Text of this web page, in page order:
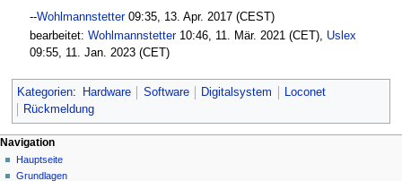
--Wohlmannstetter09:35, 13. Apr. 2017 (CEST)
bearbeitet: Wohlmannstetter10:46, 11. Mär. 2021 (CET), Uslex
09:55, 11. Jan. 2023 (CET)
Kategorien: Hardware Software Digitalsystem
Loconet
Rückmeldung
N
a
Seitenaktionen
Seite
Diskussion
Meine Werkzeuge
Deutsch
Anmelden
Navigation
Hauptseite
Grundlagen